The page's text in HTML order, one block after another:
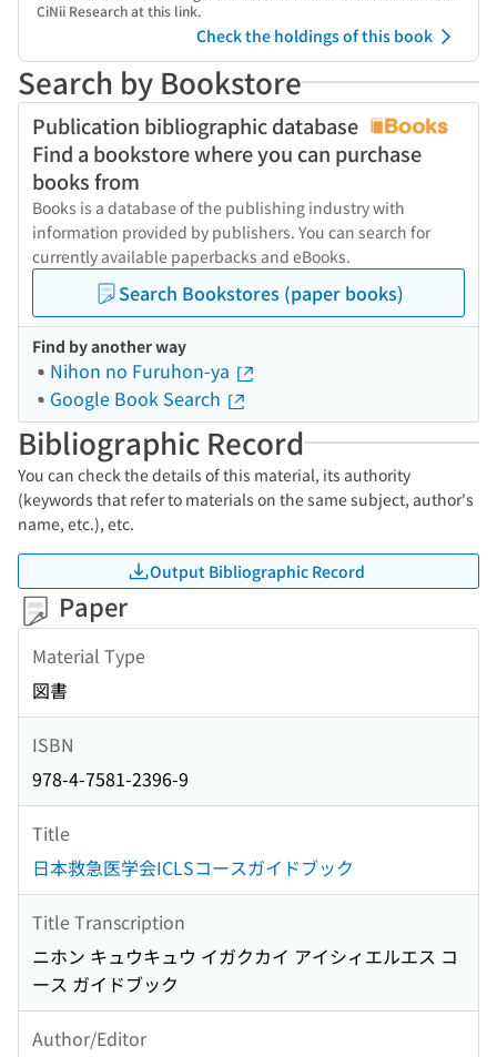
CiNii Research at this link.
Check the holdings of this book
Search by Bookstore
Publication bibliographic database
Find a bookstore where you can purchase
books from
Books is a database of the publishing industry with
information provided by publishers. You can search for
currently available paperbacks and eBooks.
Search Bookstores (paper books)
Find by another way
Nihon no Furuhon-ya
Google Book Search
Bibliographic Record
You can check the details of this material, its authority
(keywords that refer to materials on the same subject, author's
name, etc.), etc.
Output Bibliographic Record
Paper
Material Type
図書
ISBN
978-4-7581-2396-9
Title
日本救急医学会ICLSコースガイドブック
Title Transcription
ニホン キュウキュウ イガクカイ アイシィエルエス コ
ース ガイドブック
Author/Editor